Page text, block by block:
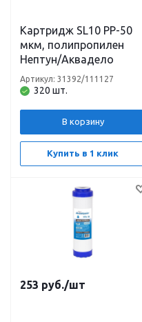
Картридж SL10 PP-50
мкм, полипропилен
Нептун/Аквадело
320 шт.
Артикул: 31392/111127
В корзину
Купить в 1 клик
253 руб./шт